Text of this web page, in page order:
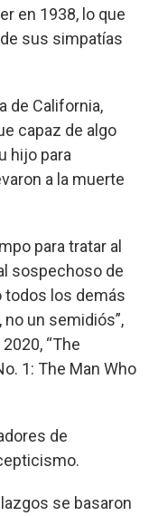
en 1938, lo que
sus simpatías
de California,
capaz de algo
hijo para
a la muerte
para tratar al
sospechoso de
los demás
un semidiós”,
“The
1: The Man Who
de
se basaron